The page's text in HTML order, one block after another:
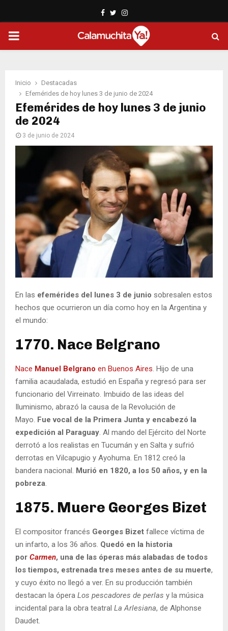
Facebook
TwitterInstagram
PRIMARY
Inicio
Destacadas
Efemérides de hoy lunes 3 de junio de 2024
Efemérides de hoy lunes 3 de junio
de 2024
3 de junio de 2024
En las efemérides del lunes 3 de junio sobresalen estos
hechos que ocurrieron un día como hoy en la Argentina y
el mundo:
1770. Nace Belgrano
Nace Manuel Belgrano en Buenos Aires. Hijo de una
familia acaudalada, estudió en España y regresó para ser
funcionario del Virreinato. Imbuido de las ideas del
Iluminismo, abrazó la causa de la Revolución de
Mayo. Fue vocal de la Primera Junta y encabezó la
expedición al Paraguay. Al mando del Ejército del Norte
derrotó a los realistas en Tucumán y en Salta y sufrió
derrotas en Vilcapugio y Ayohuma. En 1812 creó la
bandera nacional. Murió en 1820, a los 50 años, y en la
pobreza.
1875. Muere Georges Bizet
El compositor francés Georges Bizet fallece víctima de
un infarto, a los 36 años. Quedó en la historia
por Carmen, una de las óperas más alabadas de todos
los tiempos, estrenada tres meses antes de su muerte,
y cuyo éxito no llegó a ver. En su producción también
destacan la ópera Los pescadores de perlas y la música
incidental para la obra teatral La Arlesiana, de Alphonse
Daudet.